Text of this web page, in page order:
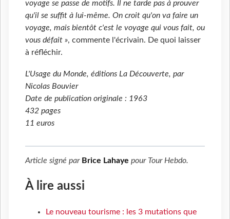
voyage se passe de motifs. Il ne tarde pas à prouver
qu'il se suffit à lui-même. On croit qu'on va faire un
voyage, mais bientôt c'est le voyage qui vous fait, ou
vous défait », commente l'écrivain. De quoi laisser
à réfléchir.
L'Usage du Monde, éditions La Découverte, par
Nicolas Bouvier
Date de publication originale : 1963
432 pages
11 euros
Article signé par Brice Lahaye pour Tour Hebdo.
À lire aussi
Le nouveau tourisme : les 3 mutations que